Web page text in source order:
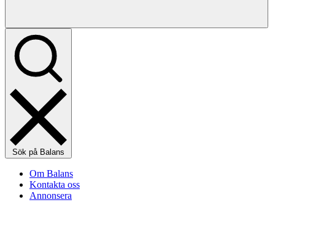
Sök på Balans
Om Balans
Kontakta oss
Annonsera